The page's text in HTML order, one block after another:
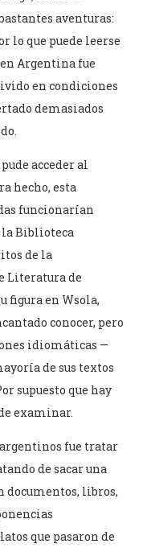
aventuras:
lo que puede leerse
Argentina fue
en condiciones
demasiados
acceder al
hecho, esta
funcionarían
la Biblioteca
de la
Literatura de
figura en Wsola,
conocer, pero
idiomáticas —
de sus textos
supuesto que hay
examinar.
fue tratar
de sacar una
libros,
que pasaron de